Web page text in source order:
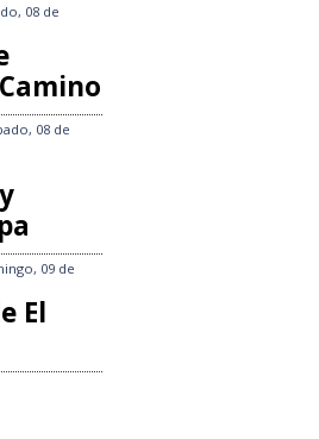
08 de
08 de
09 de
El